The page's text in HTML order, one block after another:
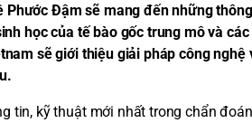
Phước Đậm sẽ mang đến những
học của tế bào gốc trung mô và
sẽ giới thiệu giải pháp công
tin, kỹ thuật mới nhất trong chẩn